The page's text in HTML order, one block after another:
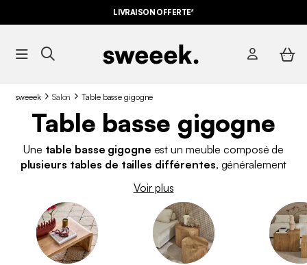
LIVRAISON OFFERTE*
sweeek Salon Table basse gigogne
Table basse gigogne
Une table basse gigogne est un meuble composé de
plusieurs tables de tailles différentes, généralement
les unes dans les autres. Chez sweeek,
nous proposons également d'autres modèles de tables
bassespour tous les styles et tous les prix !
Voir plus